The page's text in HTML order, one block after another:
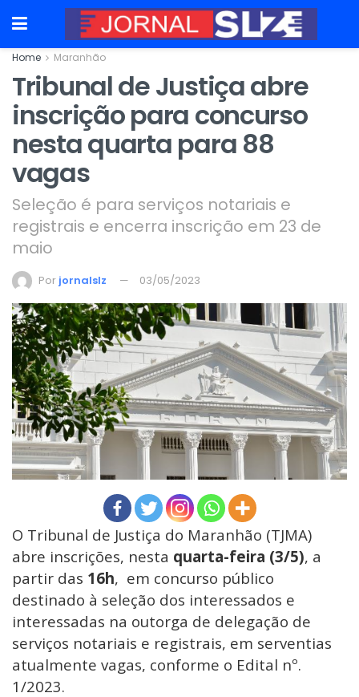
Home Maranhão
Tribunal de Justiça abre
inscrição para concurso
nesta quarta para 88
vagas
Seleção é para serviços notariais e
registrais e encerra inscrição em 23 de
maio
Por jornalslz 03/05/2023
O Tribunal de Justiça do Maranhão (TJMA)
abre inscrições, nesta quarta-feira (3/5), a
partir das 16h, em concurso público
destinado à seleção dos interessados e
interessadas na outorga de delegação de
serviços notariais e registrais, em serventias
atualmente vagas, conforme o Edital nº.
1/2023.